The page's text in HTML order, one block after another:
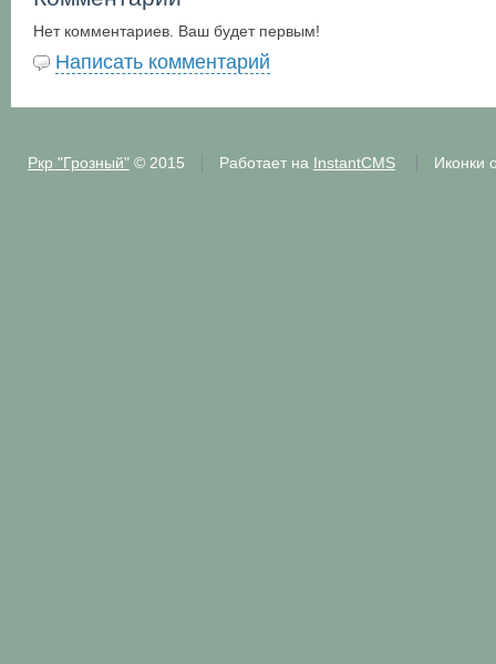
Нет комментариев. Ваш будет первым!
Написать комментарий
Ркр "Грозный"© 2015 Работает на InstantCMS Иконки